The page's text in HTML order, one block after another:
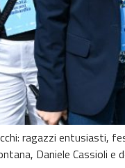
ragazzi entusiasti,
Daniele Cassioli e